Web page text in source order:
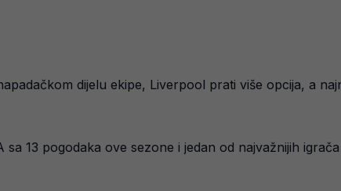
dijelu ekipe, Liverpool prati više opcija, a
13 pogodaka ove sezone i jedan od najvažnijih